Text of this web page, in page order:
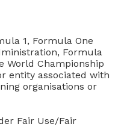
1, Formula One
Formula
World Championship
entity associated with
organisations or
Fair Use/Fair